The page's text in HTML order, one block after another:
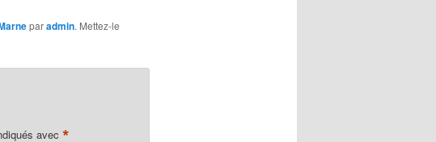
paradmin. Mettez-le
avec *